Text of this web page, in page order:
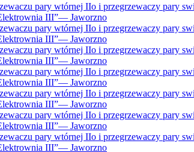
pary wtórnej IIo i przegrzewaczy pary
III”— Jaworzno
pary wtórnej IIo i przegrzewaczy pary
III”— Jaworzno
pary wtórnej IIo i przegrzewaczy pary
III”— Jaworzno
pary wtórnej IIo i przegrzewaczy pary
III”— Jaworzno
pary wtórnej IIo i przegrzewaczy pary
III”— Jaworzno
pary wtórnej IIo i przegrzewaczy pary
III”— Jaworzno
pary wtórnej IIo i przegrzewaczy pary
III”— Jaworzno